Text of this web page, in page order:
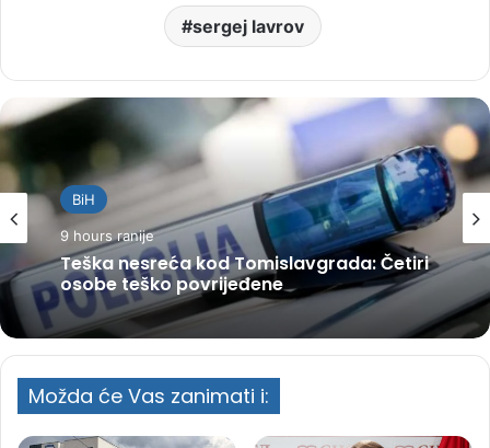
sergej lavrov
BiH
9 hours ranije
Teška nesreća kod Tomislavgrada: Četiri
osobe teško povrijeđene
Možda će Vas zanimati i: